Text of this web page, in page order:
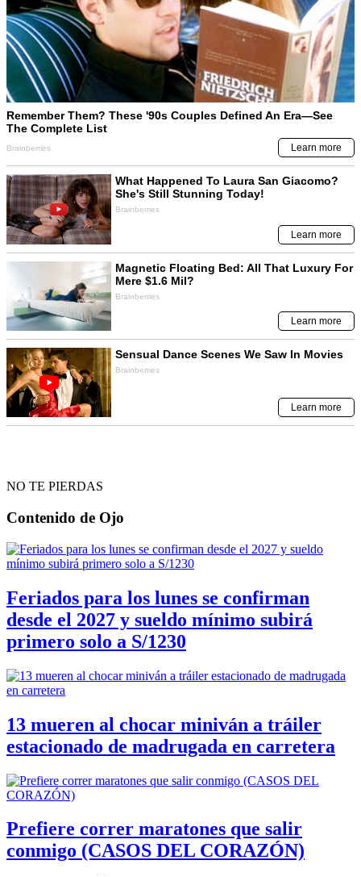
NO TE PIERDAS
Contenido de Ojo
Feriados para los lunes se confirman
desde el 2027 y sueldo mínimo subirá
primero solo a S/1230
13 mueren al chocar miniván a tráiler
estacionado de madrugada en carretera
Prefiere correr maratones que salir
conmigo (CASOS DEL CORAZÓN)